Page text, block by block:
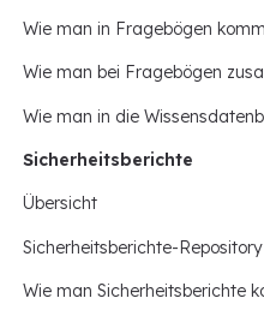
Wie man in Fragebögen
Wie man bei Fragebögen
Wie man in die
Sicherheitsberichte
Übersicht
Sicherheitsberichte-Repository
Wie man Sicherheitsberichte